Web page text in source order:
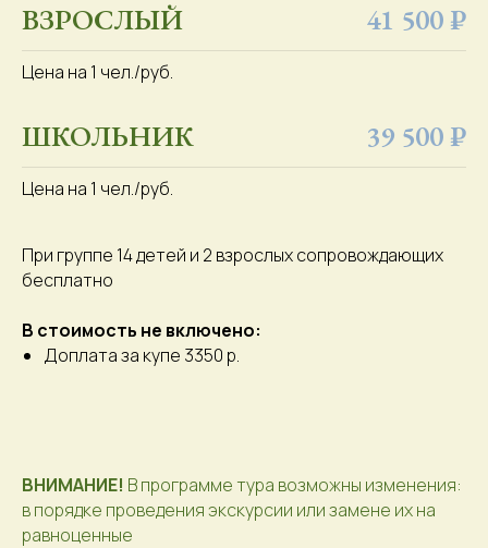
ВЗРОСЛЫЙ 41 500 ₽
Цена на 1 чел./руб.
ШКОЛЬНИК 39 500 ₽
Цена на 1 чел./руб.
При группе 14 детей и 2 взрослых сопровождающих
бесплатно
В стоимость не включено:
Доплата за купе 3350 р.
ВНИМАНИЕ! В программе тура возможны изменения:
в порядке проведения экскурсии или замене их на
равноценные